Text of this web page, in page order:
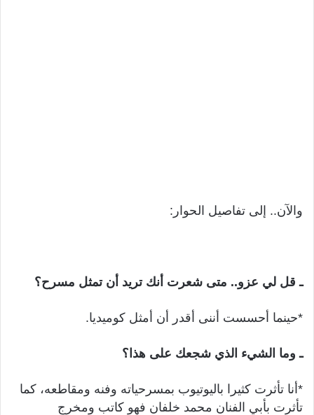
والآن.. إلى تفاصيل الحوار:
ـ قل لي عزو.. متى شعرت أنك تريد أن تمثل مسرح؟
*حينما أحسست أننى أقدر أن أمثل كوميديا.
ـ وما الشيء الذي شجعك على هذا؟
*أنا تأثرت كثيرا باليوتيوب بمسرحياته وفنه ومقاطعه، كما
تأثرت بأبي الفنان محمد خلفان فهو كاتب ومخرج